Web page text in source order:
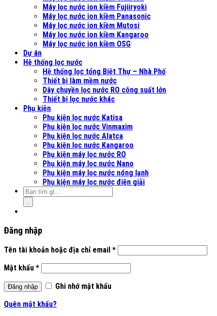
Máy lọc nước ion kiềm Fujiiryoki
Máy lọc nước ion kiềm Panasonic
Máy lọc nước ion kiềm Mutosi
Máy lọc nước ion kiềm Kangaroo
Máy lọc nước ion kiềm OSG
Dự án
Hệ thống lọc nước
Hệ thống lọc tổng Biệt Thự – Nhà Phố
Thiết bị làm mềm nước
Dây chuyền lọc nước RO công suất lớn
Thiết bị lọc nước khác
Phụ kiện
Phụ kiện lọc nước Katisa
Phụ kiện lọc nước Vinmaxim
Phụ kiện lọc nước Alatca
Phụ kiện lọc nước Kangaroo
Phụ kiện máy lọc nước RO
Phụ kiện máy lọc nước Nano
Phụ kiện máy lọc nước nóng lạnh
Phụ kiện máy lọc nước điện giải
.
Đăng nhập
Tên tài khoản hoặc địa chỉ email *
Mật khẩu *
Đăng nhập
Ghi nhớ mật khẩu
Quên mật khẩu?